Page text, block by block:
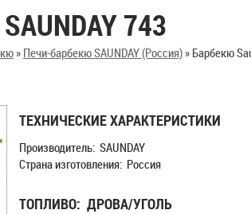
743
» Печи-барбекю SAUNDAY (Россия)» Барбекю
ТЕХНИЧЕСКИЕ ХАРАКТЕРИСТИКИ
Производитель: SAUNDAY
Страна изготовления: Россия
ТОПЛИВО: ДРОВА/УГОЛЬ